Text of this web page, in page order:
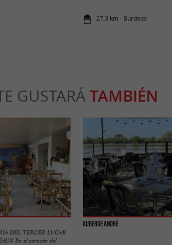
27,3 km - Burdeos
GUSTARÁTAMBIÉN
DEL TERCER LUGAR
En el corazón del
Auberge André